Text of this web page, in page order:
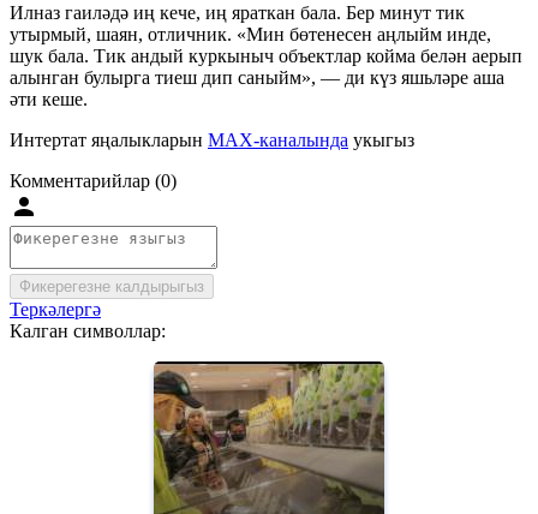
Илназ гаиләдә иң кече, иң яраткан бала. Бер минут тик
утырмый, шаян, отличник. «Мин бөтенесен аңлыйм инде,
шук бала. Тик андый куркыныч объектлар койма белән аерып
алынган булырга тиеш дип саныйм», — ди күз яшьләре аша
әти кеше.
Интертат яңалыкларын MAX-каналында укыгыз
Комментарийлар (0)
Фикерегезне калдырыгыз
Теркәлергә
Калган символлар: